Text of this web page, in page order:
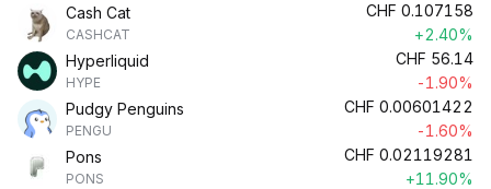
Cash Cat
CASHCAT
CHF 0.107158
+2.40%
Hyperliquid
HYPE
CHF 56.14
-1.90%
Pudgy Penguins
PENGU
CHF 0.00601422
-1.60%
Pons
PONS
CHF 0.02119281
+11.90%